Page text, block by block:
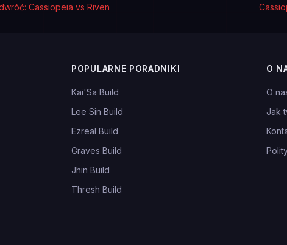
Cassiopeia vs Riven
POPULARNE PORADNIKI
Kai'Sa Build
Lee Sin Build
Ezreal Build
Graves Build
Jhin Build
Thresh Build
O
O
Jak